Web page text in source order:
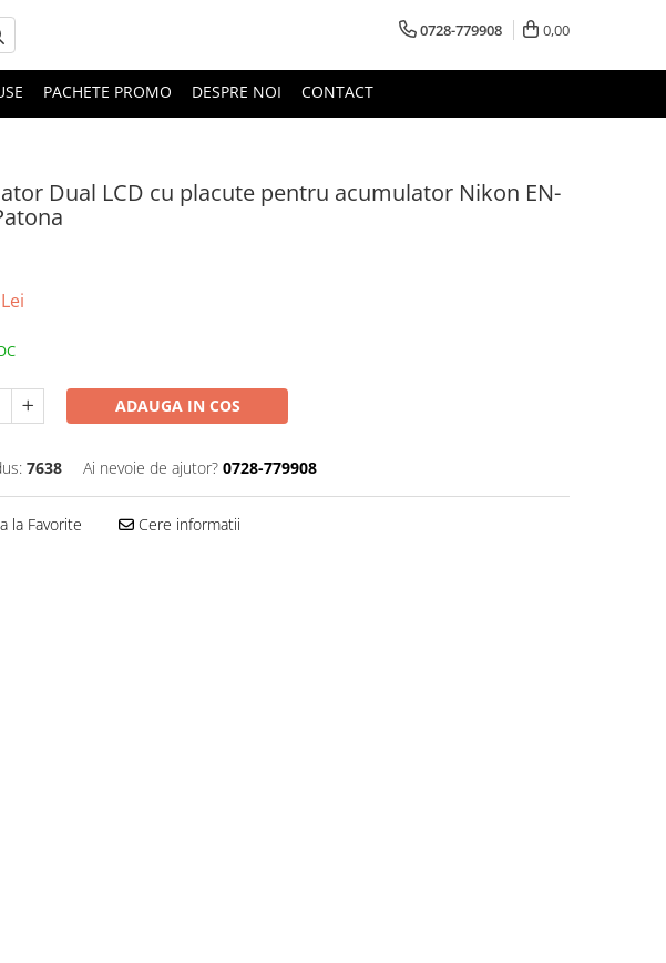
0728-779908 0,00
PACHETE PROMO DESPRE NOI CONTACT
Dual LCD cu placute pentru acumulator Nikon EN-
ADAUGA IN COS
7638 Ai nevoie de ajutor? 0728-779908
la Favorite Cere informatii